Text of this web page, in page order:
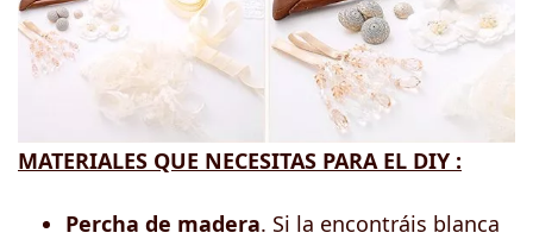
MATERIALES QUE NECESITAS PARA EL DIY :
Percha de madera. Si la encontráis blanca